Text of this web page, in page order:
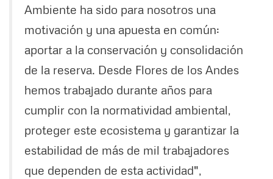
Ambiente ha sido para nosotros una
motivación y una apuesta en común:
aportar a la conservación y consolidación
de la reserva. Desde Flores de los Andes
hemos trabajado durante años para
cumplir con la normatividad ambiental,
proteger este ecosistema y garantizar la
estabilidad de más de mil trabajadores
que dependen de esta actividad",